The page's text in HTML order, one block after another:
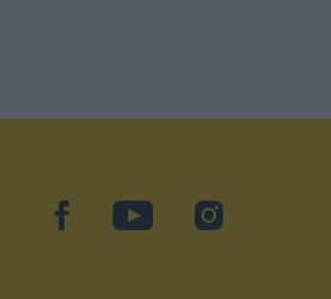
facebookYouTubeInstagram